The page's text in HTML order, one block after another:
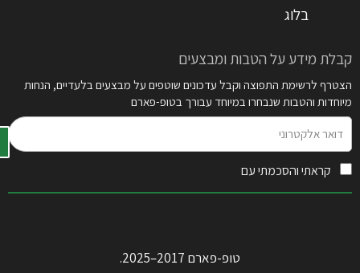
בלוג
קבלת מידע על הטבות ומבצעים
הצטרף לרשימת התפוצה וקבל עדכונים שוטפים על מבצעים בלעדיים, הנחות
מיוחדות והטבות שנבחרו במיוחד עבורך בטופ-פארם
אלקטרוני
קראתי והסכמתי עם
טופ-פארם 2017–2025.